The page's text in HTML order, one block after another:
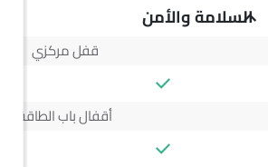
السلامة والأمن
قفل مركزي
أقفال باب الطاقة